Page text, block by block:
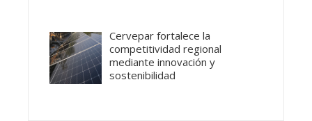
Cervepar fortalece la
competitividad regional
mediante innovación y
sostenibilidad